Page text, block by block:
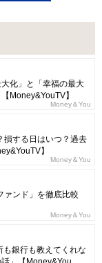
大化」と「幸福の最大
Money&YouTV】
Money＆You
損する日はいつ？過去
】
Money＆You
ァンド」を徹底比較
Money＆You
も銀行も教えてくれな